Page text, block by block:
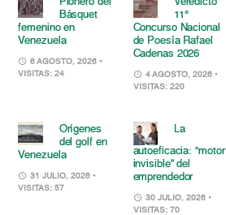
Básquet
femenino en
Venezuela
6 AGOSTO, 2026 •
VISITAS: 24
11°
Concurso Nacional
de Poesía Rafael
Cadenas 2026
4 AGOSTO, 2026 •
VISITAS: 220
Orígenes
del golf en
Venezuela
31 JULIO, 2026 •
VISITAS: 57
La
autoeficacia: “motor
invisible” del
emprendedor
30 JULIO, 2026 •
VISITAS: 70